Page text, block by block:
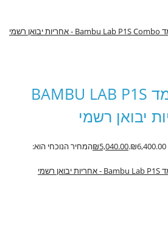
מדפסת תלת מימד BAMBU LAB P1S
₪5,040.00
המחיר הנוכחי הוא: